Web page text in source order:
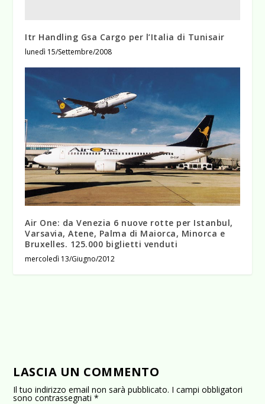
Itr Handling Gsa Cargo per l’Italia di Tunisair
lunedì 15/Settembre/2008
Air One: da Venezia 6 nuove rotte per Istanbul,
Varsavia, Atene, Palma di Maiorca, Minorca e
Bruxelles. 125.000 biglietti venduti
mercoledì 13/Giugno/2012
LASCIA UN COMMENTO
Il tuo indirizzo email non sarà pubblicato. I campi obbligatori
sono contrassegnati*